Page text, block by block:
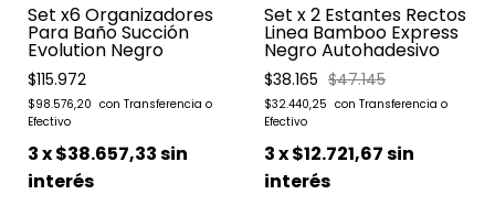
Set x6 Organizadores
Para Baño Succión
Evolution Negro
$115.972
$98.576,20
3x$38.657,33sin
interés
Set x 2 Estantes Rectos
Linea Bamboo Express
Negro Autohadesivo
$38.165 $47.145
$32.440,25
3x$12.721,67sin
interés